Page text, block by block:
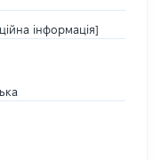
інформація]